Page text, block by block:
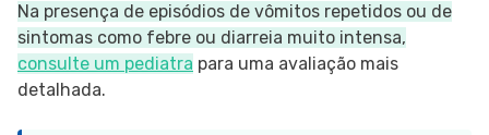
Na presença de episódios de vômitos repetidos ou de
sintomas como febre ou diarreia muito intensa,
consulte um pediatra para uma avaliação mais
detalhada.